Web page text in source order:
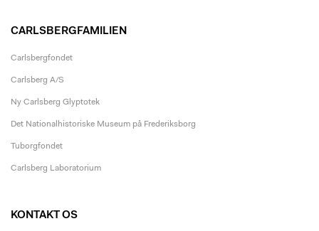
CARLSBERGFAMILIEN
Carlsbergfondet
Carlsberg A/S
Ny Carlsberg Glyptotek
Det Nationalhistoriske Museum på Frederiksborg
Tuborgfondet
Carlsberg Laboratorium
KONTAKT OS